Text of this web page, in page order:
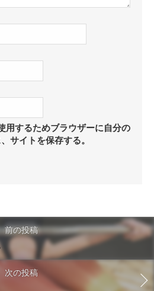
用するためブラウザーに自分の
サイトを保存する。
前の投稿
次の投稿